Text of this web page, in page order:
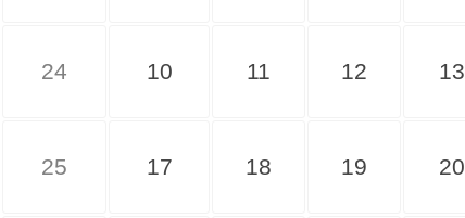
24 10 11 12 13
25 17 18 19 20